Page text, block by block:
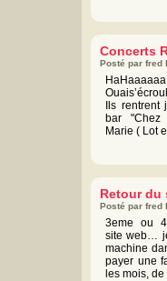
Concerts
Posté par fred
Ils rentrent
bar
Marie ( Lot
Retour du
Posté par fred
3eme ou
site web…
machine
payer une
les mois,